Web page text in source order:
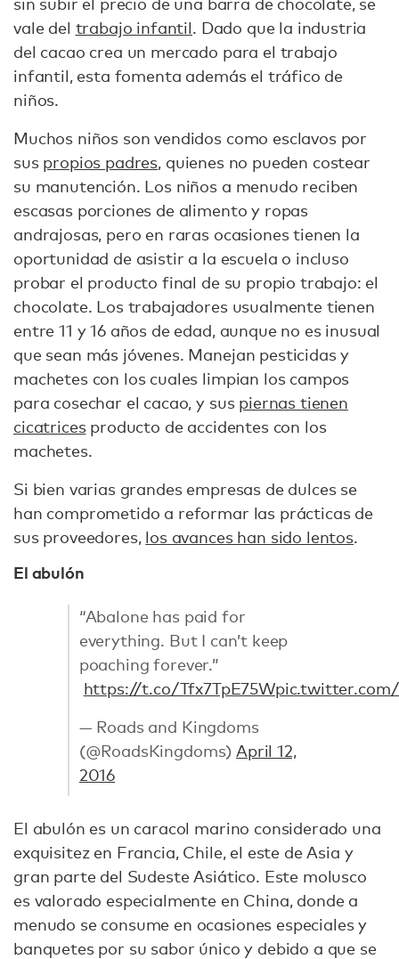
vale del trabajo infantil. Dado que la industria
del cacao crea un mercado para el trabajo
infantil, esta fomenta además el tráfico de
niños.
Muchos niños son vendidos como esclavos por
sus propios padres, quienes no pueden costear
su manutención. Los niños a menudo reciben
escasas porciones de alimento y ropas
andrajosas, pero en raras ocasiones tienen la
oportunidad de asistir a la escuela o incluso
probar el producto final de su propio trabajo: el
chocolate. Los trabajadores usualmente tienen
entre 11 y 16 años de edad, aunque no es inusual
que sean más jóvenes. Manejan pesticidas y
machetes con los cuales limpian los campos
para cosechar el cacao, y sus piernas tienen
cicatricesproducto de accidentes con los
machetes.
Si bien varias grandes empresas de dulces se
han comprometido a reformar las prácticas de
sus proveedores, los avances han sido lentos.
El abulón
“Abalone has paid for
everything. But I can’t keep
poaching forever.”
https://t.co/Tfx7TpE75W
— Roads and Kingdoms
(@RoadsKingdoms)April 12,
2016
El abulón es un caracol marino considerado una
exquisitez en Francia, Chile, el este de Asia y
gran parte del Sudeste Asiático. Este molusco
es valorado especialmente en China, donde a
menudo se consume en ocasiones especiales y
banquetes por su sabor único y debido a que se